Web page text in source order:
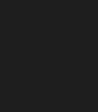
Παγκόσμιας
η απόφαση Ο
πολιτιστικό
για την